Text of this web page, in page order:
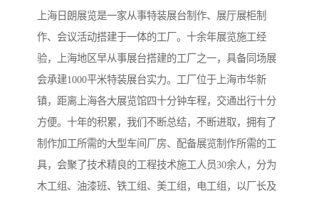
上海日朗展览是一家从事特装展台制作、展厅展柜制
作、会议活动搭建于一体的工厂。十余年展览施工经
验，上海地区早从事展台搭建的工厂之一，具备同场展
会承建1000平米特装展台实力。工厂位于上海市华新
镇，距离上海各大展览馆四十分钟车程，交通出行十分
方便。十年的积累，我们不断总结，不断进取，拥有了
制作加工所需的大型车间厂房、配备展览制作所需的工
具，会聚了技术精良的工程技术施工人员30余人，分为
木工组、油漆班、铁工组、美工组，电工组，以厂长及